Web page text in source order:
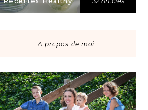
A propos de moi